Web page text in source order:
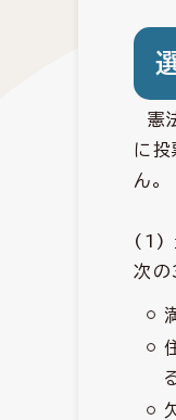
憲
に投
ん。
(1)
次の